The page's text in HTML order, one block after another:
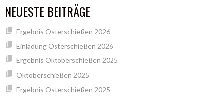
NEUESTE BEITRÄGE
Ergebnis Osterschießen 2026
Einladung Osterschießen 2026
Ergebnis Oktoberschießen 2025
Oktoberschießen 2025
Ergebnis Osterschießen 2025